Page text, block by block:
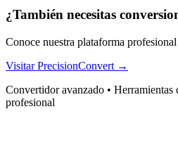
¿También necesitas
Conoce nuestra plataforma
Visitar PrecisionConvert →
Convertidor avanzado • Herramientas
profesional